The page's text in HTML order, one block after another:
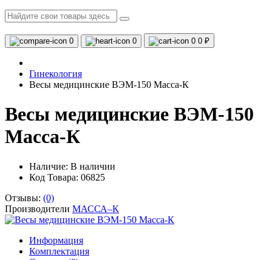
0 0 0 0 ₽
Гинекология
Весы медицинские ВЭМ-150 Масса-К
Весы медицинские ВЭМ-150
Масса-К
Наличие: В наличии
Код Товара: 06825
Отзывы: (0)
Производители МАССА–К
Информация
Комплектация